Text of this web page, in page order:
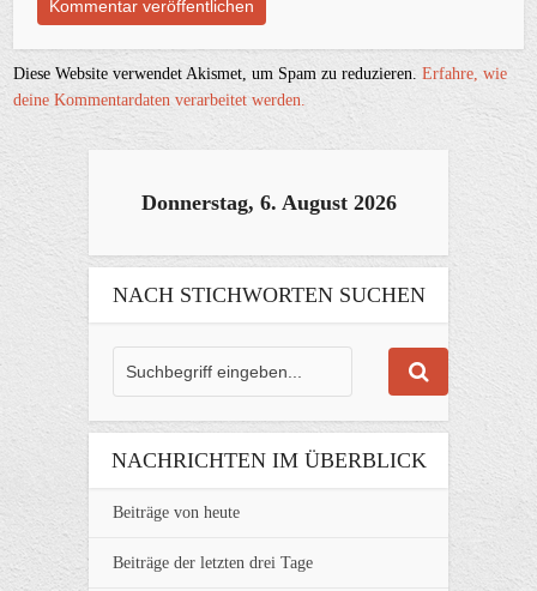
Diese Website verwendet Akismet, um Spam zu reduzieren.Erfahre, wie
deine Kommentardaten verarbeitet werden.
Donnerstag, 6. August 2026
NACH STICHWORTEN SUCHEN
NACHRICHTEN IM ÜBERBLICK
Beiträge von heute
Beiträge der letzten drei Tage